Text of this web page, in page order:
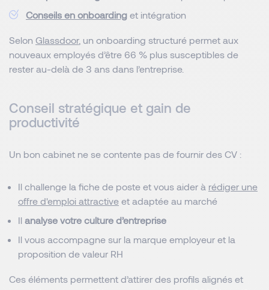
Conseils en onboarding et intégration
Selon Glassdoor, un onboarding structuré permet aux
nouveaux employés d’être 66 % plus susceptibles de
rester au-delà de 3 ans dans l’entreprise.
Conseil stratégique et gain de
productivité
Un bon cabinet ne se contente pas de fournir des CV :
Il challenge la fiche de poste et vous aider à rédiger une
offre d'emploi attractive et adaptée au marché
Il analyse votre culture d’entreprise
Il vous accompagne sur la marque employeur et la
proposition de valeur RH
Ces éléments permettent d’attirer des profils alignés et